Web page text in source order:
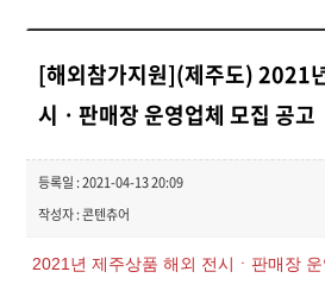
[해외참가지원](제주도) 2021
시ㆍ판매장 운영업체 모집 공고
등록일 : 2021-04-13 20:09
작성자 : 콘텐츄어
2021년 제주상품 해외 전시ㆍ판매장